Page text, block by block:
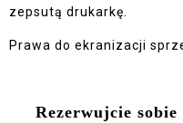
zepsutą drukarkę.
Prawa do ekranizacji
Rezerwujcie